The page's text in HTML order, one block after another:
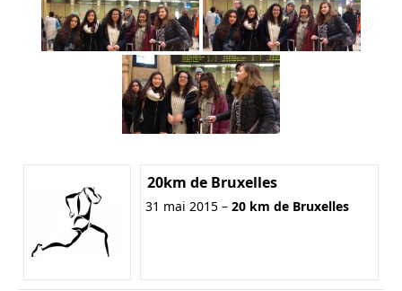
20km de Bruxelles
31 mai 2015 – 20 km de Bruxelles